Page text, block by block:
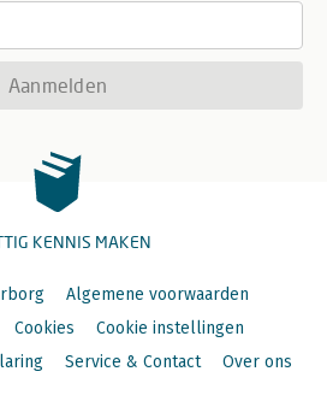
Aanmelden
KENNIS MAKEN
Algemene voorwaarden
Cookies
Cookie instellingen
Service & Contact Over ons